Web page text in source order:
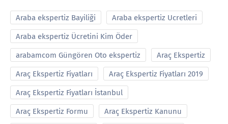
Araba ekspertiz Bayiliği Araba ekspertiz Ucretleri
Araba ekspertiz Ücretini Kim Öder
arabamcom Güngören Oto ekspertiz Araç Ekspertiz
Araç Ekspertiz Fiyatları Araç Ekspertiz Fiyatları 2019
Araç Ekspertiz Fiyatları İstanbul
Araç Ekspertiz Formu Araç Ekspertiz Kanunu